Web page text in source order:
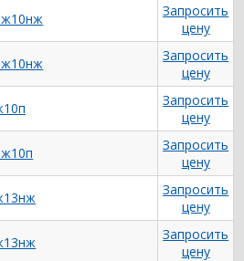
Запросить
цену
Запросить
цену
Запросить
цену
Запросить
цену
Запросить
цену
Запросить
цену